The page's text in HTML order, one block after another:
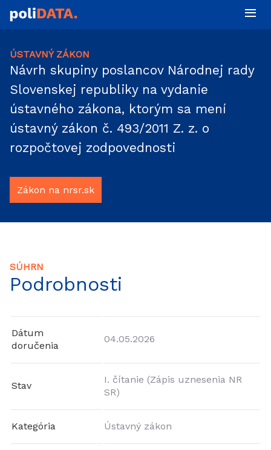
ÚSTAVNÝ ZÁKON
Návrh skupiny poslancov Národnej rady
Slovenskej republiky na vydanie
ústavného zákona, ktorým sa mení
ústavný zákon č. 493/2011 Z. z. o
rozpočtovej zodpovednosti
Zákon na nrsr.sk
SÚHRN
Podrobnosti
Dátum
doručenia
04.05.2026
Stav
I. čítanie (Zápis uznesenia NR
SR)
Kategória Ústavný zákon